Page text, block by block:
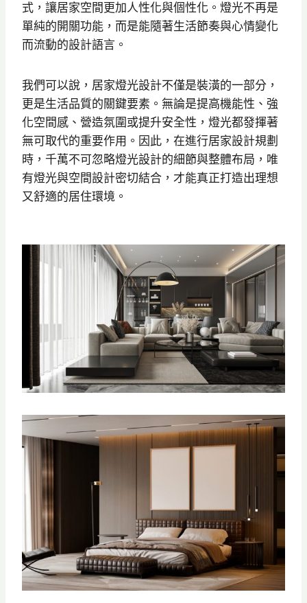
式，讓居家空間更加人性化與個性化。燈光不再是
單純的開關功能，而是能隨著生活節奏與心情變化
而流動的設計語言。
我們可以說，居家燈光設計不僅是裝潢的一部分，
更是生活品質的關鍵要素。無論是提高機能性、強
化空間感、營造氛圍或提升安全性，燈光都發揮著
無可取代的重要作用。因此，在進行居家設計規劃
時，千萬不可忽略燈光設計的細節與整體布局，唯
有燈光與空間設計密切結合，才能真正打造出理想
又舒適的居住環境。